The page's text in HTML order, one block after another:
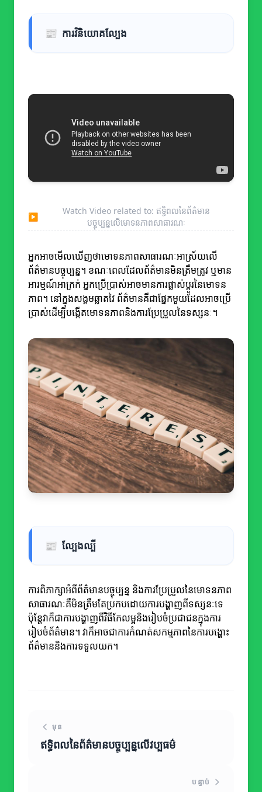
📰 ការវិនិយោគល្បែង
▶
Watch Video related to: ឥទ្ធិពលនៃព័ត៌មាន
បច្ចុប្បន្នលើមោទនភាពសាធារណៈ
អ្នកអាចមើលឃើញថាមោទនភាពសាធារណៈអាស្រ័យលើ
ព័ត៌មានបច្ចុប្បន្ន។ ខណៈពេលដែលព័ត៌មានមិនត្រឹមត្រូវ ឬមាន
អារម្មណ៍អាក្រក់ អ្នកប្រើប្រាស់អាចមានការផ្លាស់ប្តូរនៃមោទន
ភាព។ នៅក្នុងសង្គមឆ្លាតវៃ ព័ត៌មានគឺជាផ្នែកមួយដែលអាចប្រើ
ប្រាស់ដើម្បីបង្កើតមោទនភាពនិងការប្រែប្រួលនៃទស្សនៈ។
📰 ល្បែងល្បី
ការពិភាក្សាអំពីព័ត៌មានបច្ចុប្បន្ន និងការប្រែប្រួលនៃមោទនភាព
សាធារណៈគឺមិនត្រឹមតែប្រកបដោយការបង្ហាញពីទស្សនៈទេ
ប៉ុន្តែវាក៏ជាការបង្ហាញពីវិធីកែលម្អនិងរៀបចំប្រជាជនក្នុងការ
រៀបចំព័ត៌មាន។ វាក៏អាចជាការកំណត់សកម្មភាពនៃការបង្ហោះ
ព័ត៌មាននិងការទទួលយក។
មុន
ឥទ្ធិពលនៃព័ត៌មានបច្ចុប្បន្នលើវប្បធម៌
បន្ទាប់